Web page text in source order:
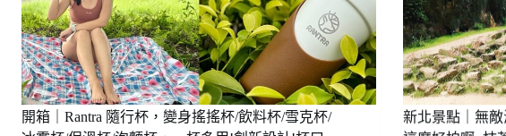
手
AIDA2
心
得
分
享/
團
全
方
位
運
動
需
求!
溫
柔
擁
抱
~
不
論
開箱｜Rantra 隨行杯，變身搖搖杯/飲料杯/雪克杯/
新北景點｜無